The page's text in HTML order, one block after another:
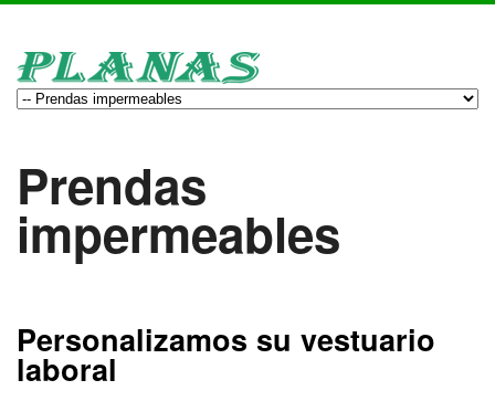
Prendas
impermeables
Personalizamos su vestuario
laboral